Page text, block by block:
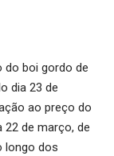
do boi gordo de
dia 23 de
ao preço do
de março, de
longo dos